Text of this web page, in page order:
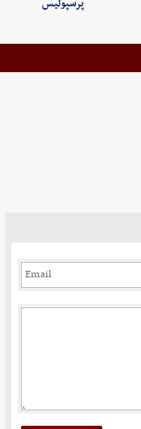
پرسپولیس